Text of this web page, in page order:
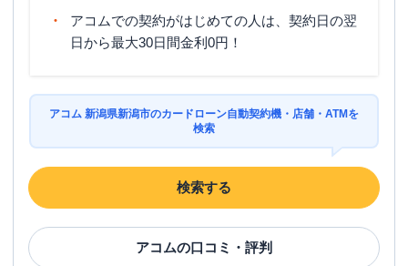
アコムでの契約がはじめての人は、契約日の翌
日から最大30日間金利0円！
アコム 新潟県新潟市のカードローン自動契約機・店舗・ATMを
検索
検索する
アコムの口コミ・評判